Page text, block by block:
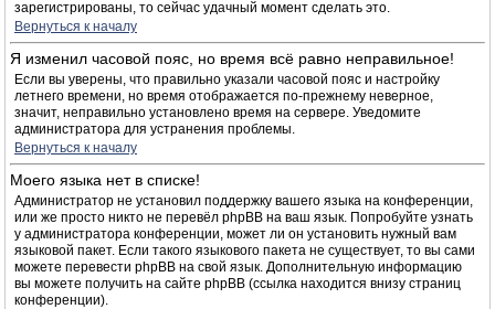
зарегистрированы, то сейчас удачный момент сделать это.
Вернуться к началу
Я изменил часовой пояс, но время всё равно неправильное!
Если вы уверены, что правильно указали часовой пояс и настройку
летнего времени, но время отображается по-прежнему неверное,
значит, неправильно установлено время на сервере. Уведомите
администратора для устранения проблемы.
Вернуться к началу
Моего языка нет в списке!
Администратор не установил поддержку вашего языка на конференции,
или же просто никто не перевёл phpBB на ваш язык. Попробуйте узнать
у администратора конференции, может ли он установить нужный вам
языковой пакет. Если такого языкового пакета не существует, то вы сами
можете перевести phpBB на свой язык. Дополнительную информацию
вы можете получить на сайте phpBB (ссылка находится внизу страниц
конференции).